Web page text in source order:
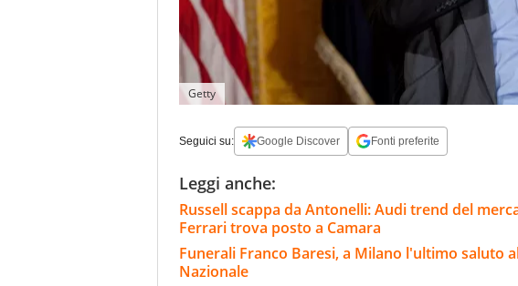
Getty
Seguici su: Google Discover Fonti preferite
Leggi anche:
Russell scappa da Antonelli: Audi trend del
Ferrari trova posto a Camara
Funerali Franco Baresi, a Milano l'ultimo saluto
Nazionale